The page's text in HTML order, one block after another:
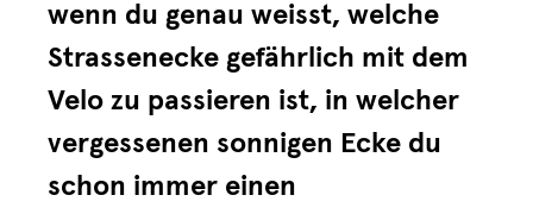
wenn du genau weisst, welche
Strassenecke gefährlich mit dem
Velo zu passieren ist, in welcher
vergessenen sonnigen Ecke du
schon immer einen